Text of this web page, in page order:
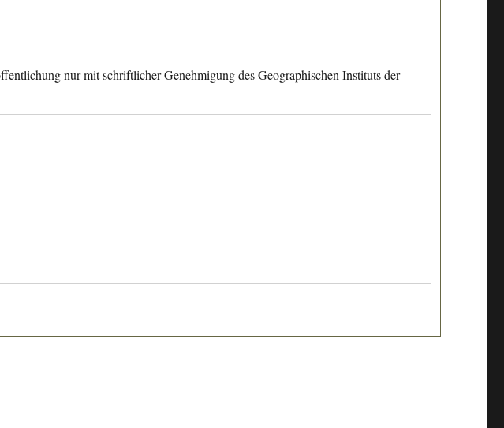
nur mit schriftlicher Genehmigung des Geographischen Instituts der